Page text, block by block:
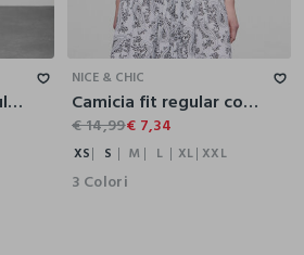
Camicia kimono regular fit con collo alla francese donna
M L XL XXL
NICE & CHIC
Camicia fit regular con collo classico in cotone voile donna
€ 14,99€ 7,34
XS S M L XL XXL
3 Colori